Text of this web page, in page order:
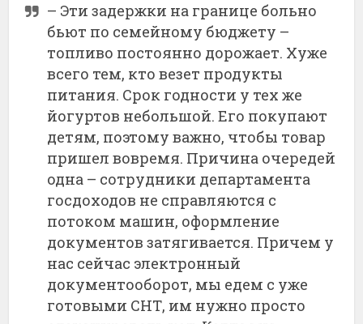
– Эти задержки на границе больно
бьют по семейному бюджету –
топливо постоянно дорожает. Хуже
всего тем, кто везет продукты
питания. Срок годности у тех же
йогуртов небольшой. Его покупают
детям, поэтому важно, чтобы товар
пришел вовремя. Причина очередей
одна – сотрудники департамента
госдоходов не справляются с
потоком машин, оформление
документов затягивается. Причем у
нас сейчас электронный
документооборот, мы едем с уже
готовыми СНТ, им нужно просто